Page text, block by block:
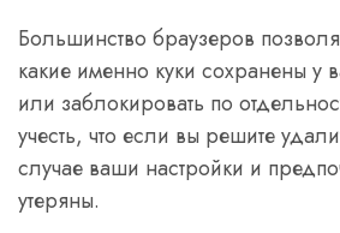
Большинство браузеров
какие именно куки сохранены у
или заблокировать по
учесть, что если вы решите
случае ваши настройки и
утеряны.